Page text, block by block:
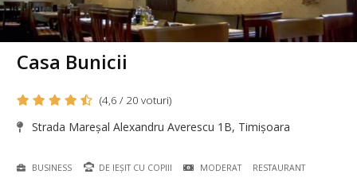
Casa Bunicii
(4,6 / 20 voturi)
Strada Mareşal Alexandru Averescu 1B, Timișoara
BUSINESS DE IEȘIT CU COPIII MODERAT RESTAURANT